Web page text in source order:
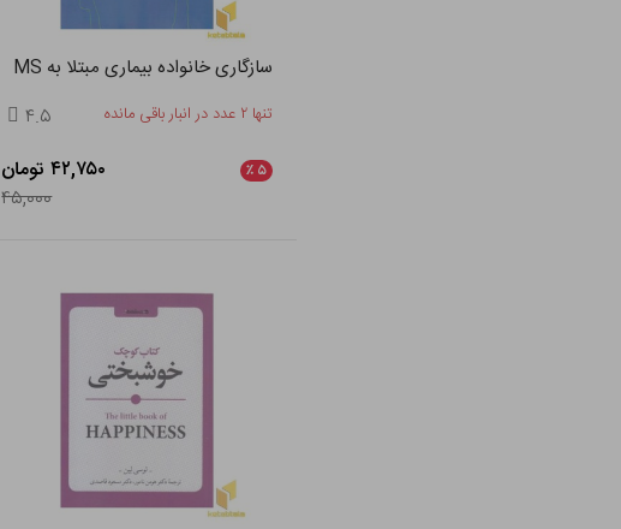
سازگاری خانواده بیماری مبتلا به MS
تنها ۲ عدد در انبار باقی مانده ۴.۵
۵ ٪
۴۲,۷۵۰ تومان
۴۵,۰۰۰